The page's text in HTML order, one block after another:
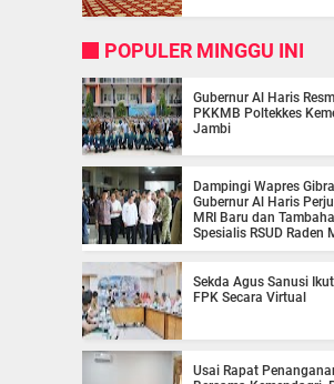
POPULER MINGGU INI
Gubernur Al Haris
PKKMB Poltekkes
Jambi
Dampingi Wapres
Gubernur Al Haris
MRI Baru dan
Spesialis RSUD Raden
Sekda Agus Sanusi
FPK Secara Virtual
Usai Rapat